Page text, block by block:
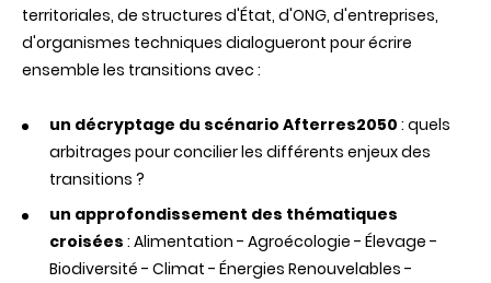
territoriales, de structures d'État, d'ONG, d'entreprises,
d'organismes techniques dialogueront pour écrire
ensemble les transitions avec :
un décryptage du scénario Afterres2050 : quels
arbitrages pour concilier les différents enjeux des
transitions ?
un approfondissement des thématiques
croisées : Alimentation - Agroécologie - Élevage -
Biodiversité - Climat - Énergies Renouvelables -